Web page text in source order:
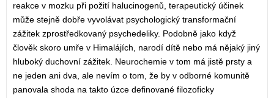
reakce v mozku při požití halucinogenů, terapeutický účinek
může stejně dobře vyvolávat psychologický transformační
zážitek zprostředkovaný psychedeliky. Podobně jako když
člověk skoro umře v Himalájích, narodí dítě nebo má nějaký jiný
hluboký duchovní zážitek. Neurochemie v tom má jistě prsty a
ne jeden ani dva, ale nevím o tom, že by v odborné komunitě
panovala shoda na takto úzce definované filozoficky